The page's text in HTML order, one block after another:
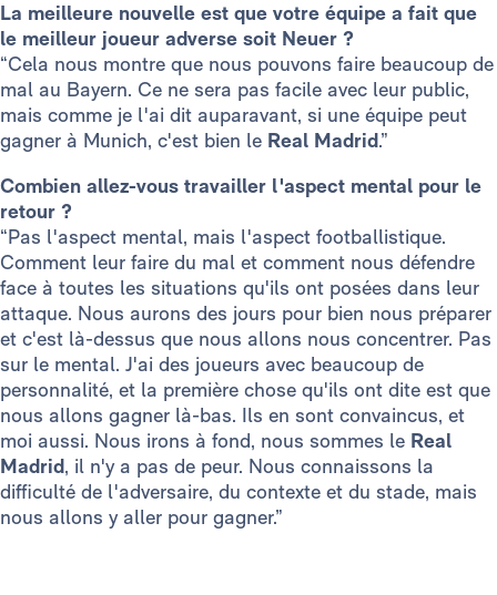
La meilleure nouvelle est que votre équipe a fait que
le meilleur joueur adverse soit Neuer ?
“Cela nous montre que nous pouvons faire beaucoup de
mal au Bayern. Ce ne sera pas facile avec leur public,
mais comme je l'ai dit auparavant, si une équipe peut
gagner à Munich, c'est bien le Real Madrid.”
Combien allez-vous travailler l'aspect mental pour le
retour ?
“Pas l'aspect mental, mais l'aspect footballistique.
Comment leur faire du mal et comment nous défendre
face à toutes les situations qu'ils ont posées dans leur
attaque. Nous aurons des jours pour bien nous préparer
et c'est là-dessus que nous allons nous concentrer. Pas
sur le mental. J'ai des joueurs avec beaucoup de
personnalité, et la première chose qu'ils ont dite est que
nous allons gagner là-bas. Ils en sont convaincus, et
moi aussi. Nous irons à fond, nous sommes le Real
Madrid, il n'y a pas de peur. Nous connaissons la
difficulté de l'adversaire, du contexte et du stade, mais
nous allons y aller pour gagner.”